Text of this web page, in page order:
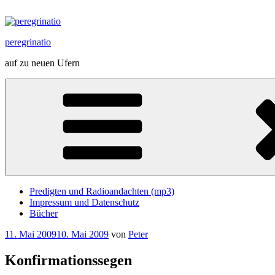
Inhalt
peregrinatio
auf zu neuen Ufern
Predigten und Radioandachten (mp3)
Impressum und Datenschutz
Bücher
Veröffentlicht
11. Mai 200910. Mai 2009 von Peter
Konfirmationssegen